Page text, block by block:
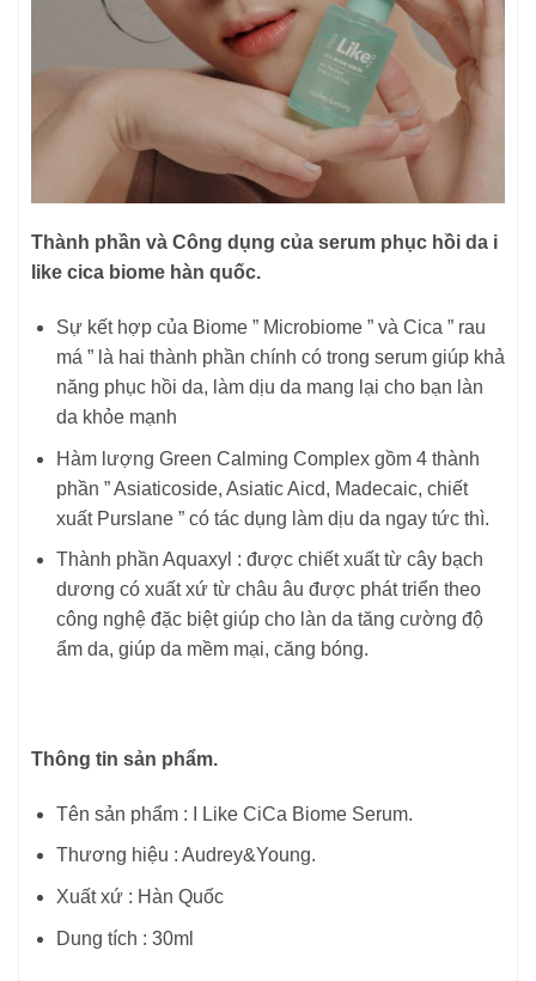
Thành phần và Công dụng của serum phục hồi da i
like cica biome hàn quốc.
Sự kết hợp của Biome ” Microbiome ” và Cica ” rau
má ” là hai thành phần chính có trong serum giúp khả
năng phục hồi da, làm dịu da mang lại cho bạn làn
da khỏe mạnh
Hàm lượng Green Calming Complex gồm 4 thành
phần ” Asiaticoside, Asiatic Aicd, Madecaic, chiết
xuất Purslane ” có tác dụng làm dịu da ngay tức thì.
Thành phần Aquaxyl : được chiết xuất từ cây bạch
dương có xuất xứ từ châu âu được phát triển theo
công nghệ đặc biệt giúp cho làn da tăng cường độ
ẩm da, giúp da mềm mại, căng bóng.
Thông tin sản phẩm.
Tên sản phẩm : I Like CiCa Biome Serum.
Thương hiệu : Audrey&Young.
Xuất xứ : Hàn Quốc
Dung tích : 30ml